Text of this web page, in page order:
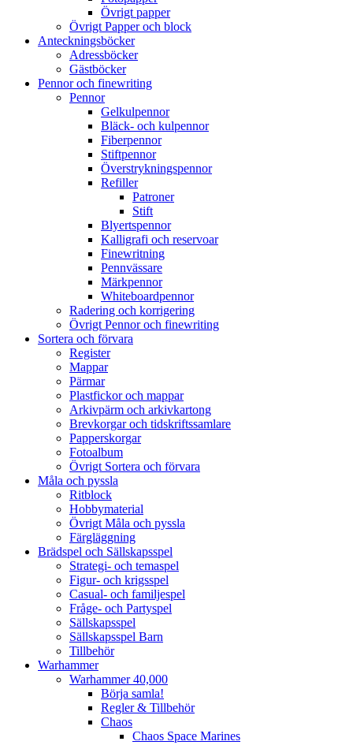
Övrigt papper
Övrigt Papper och block
Anteckningsböcker
Adressböcker
Gästböcker
Pennor och finewriting
Pennor
Gelkulpennor
Bläck- och kulpennor
Fiberpennor
Stiftpennor
Överstrykningspennor
Refiller
Patroner
Stift
Blyertspennor
Kalligrafi och reservoar
Finewritning
Pennvässare
Märkpennor
Whiteboardpennor
Radering och korrigering
Övrigt Pennor och finewriting
Sortera och förvara
Register
Mappar
Pärmar
Plastfickor och mappar
Arkivpärm och arkivkartong
Brevkorgar och tidskriftssamlare
Papperskorgar
Fotoalbum
Övrigt Sortera och förvara
Måla och pyssla
Ritblock
Hobbymaterial
Övrigt Måla och pyssla
Färgläggning
Brädspel och Sällskapsspel
Strategi- och temaspel
Figur- och krigsspel
Casual- och familjespel
Fråge- och Partyspel
Sällskapsspel
Sällskapsspel Barn
Tillbehör
Warhammer
Warhammer 40,000
Börja samla!
Regler & Tillbehör
Chaos
Chaos Space Marines